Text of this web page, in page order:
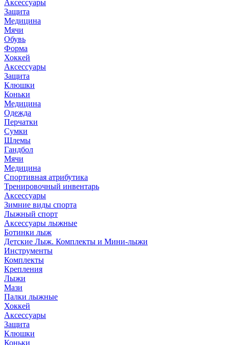
Аксессуары
Защита
Медицина
Мячи
Обувь
Форма
Хоккей
Аксессуары
Защита
Клюшки
Коньки
Медицина
Одежда
Перчатки
Сумки
Шлемы
Гандбол
Мячи
Медицина
Спортивная атрибутика
Тренировочный инвентарь
Аксессуары
Зимние виды спорта
Лыжный спорт
Аксессуары лыжные
Ботинки лыж
Детские Лыж. Комплекты и Мини-лыжи
Инструменты
Комплекты
Крепления
Лыжи
Мази
Палки лыжные
Хоккей
Аксессуары
Защита
Клюшки
Коньки